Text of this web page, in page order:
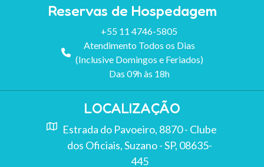
Reservas de Hospedagem
+55 11 4746-5805
Atendimento Todos os Dias
(Inclusive Domingos e Feriados)
Das 09h às 18h
LOCALIZAÇÃO
Estrada do Pavoeiro, 8870 - Clube
dos Oficiais, Suzano - SP, 08635-
445